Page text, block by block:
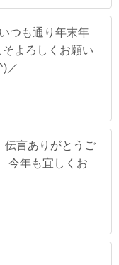
つも通り年末年
よろしくお願い
／
伝言ありがとうご
今年も宜しくお